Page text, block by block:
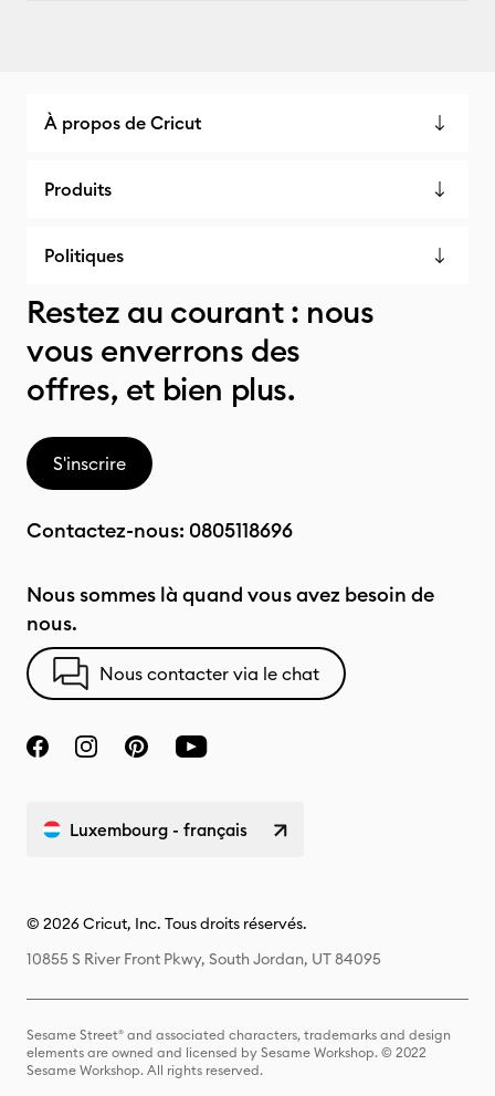
À propos de Cricut
Produits
Politiques
Restez au courant : nous
vous enverrons des
offres, et bien plus.
S'inscrire
Contactez-nous: 0805118696
Nous sommes là quand vous avez besoin de
nous.
Nous contacter via le chat
Luxembourg - français
© 2026 Cricut, Inc. Tous droits réservés.
10855 S River Front Pkwy, South Jordan, UT 84095
Sesame Street® and associated characters, trademarks and design
elements are owned and licensed by Sesame Workshop. © 2022
Sesame Workshop. All rights reserved.